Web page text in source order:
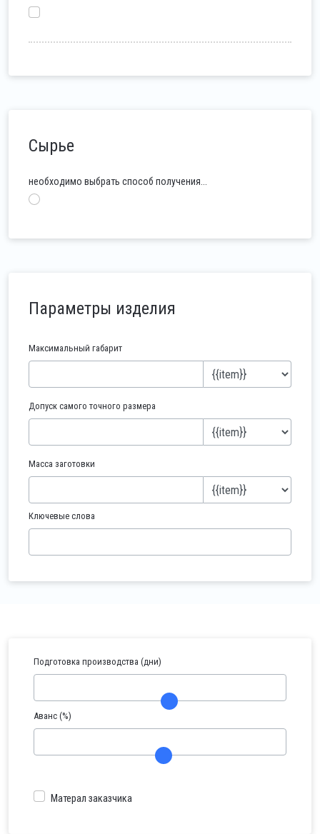
Сырье
необходимо выбрать способ получения...
Параметры изделия
Максимальный габарит
Допуск самого точного размера
Масса заготовки
Ключевые слова
Подготовка производства (дни)
Аванс (%)
Матерал заказчика